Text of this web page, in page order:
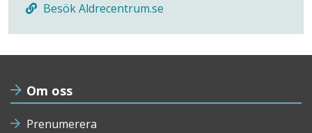
Besök Aldrecentrum.se
Om oss
Prenumerera